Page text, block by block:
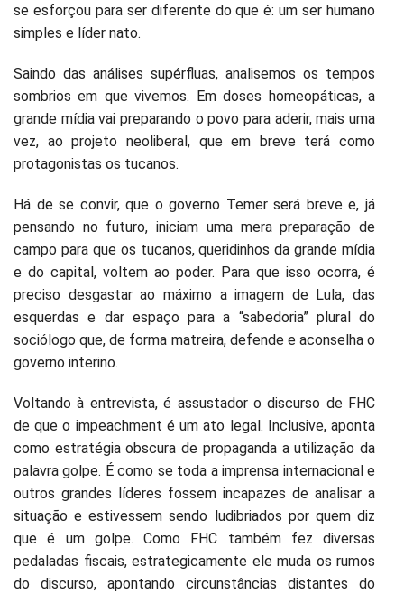
se esforçou para ser diferente do que é: um ser humano
simples e líder nato.
Saindo das análises supérfluas, analisemos os tempos
sombrios em que vivemos. Em doses homeopáticas, a
grande mídia vai preparando o povo para aderir, mais uma
vez, ao projeto neoliberal, que em breve terá como
protagonistas os tucanos.
Há de se convir, que o governo Temer será breve e, já
pensando no futuro, iniciam uma mera preparação de
campo para que os tucanos, queridinhos da grande mídia
e do capital, voltem ao poder. Para que isso ocorra, é
preciso desgastar ao máximo a imagem de Lula, das
esquerdas e dar espaço para a “sabedoria” plural do
sociólogo que, de forma matreira, defende e aconselha o
governo interino.
Voltando à entrevista, é assustador o discurso de FHC
de que o impeachment é um ato legal. Inclusive, aponta
como estratégia obscura de propaganda a utilização da
palavra golpe. É como se toda a imprensa internacional e
outros grandes líderes fossem incapazes de analisar a
situação e estivessem sendo ludibriados por quem diz
que é um golpe. Como FHC também fez diversas
pedaladas fiscais, estrategicamente ele muda os rumos
do discurso, apontando circunstâncias distantes do